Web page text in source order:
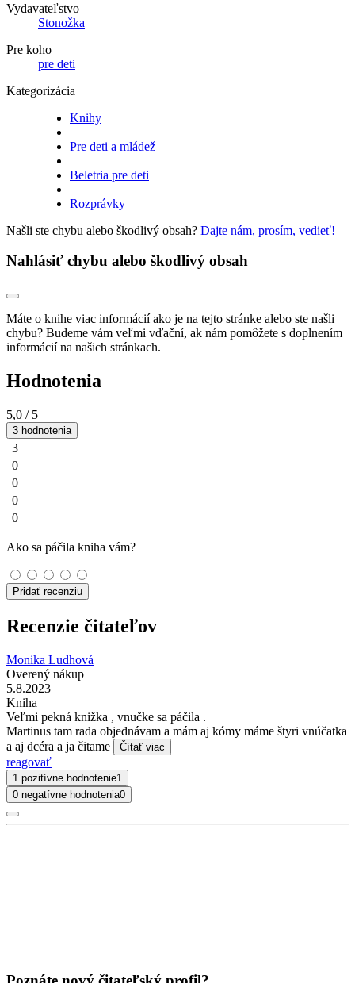
Vydavateľstvo
Stonožka
Pre koho
pre deti
Kategorizácia
Knihy
Pre deti a mládež
Beletria pre deti
Rozprávky
Našli ste chybu alebo škodlivý obsah? Dajte nám, prosím, vedieť!
Nahlásiť chybu alebo škodlivý obsah
Máte o knihe viac informácií ako je na tejto stránke alebo ste našli
chybu? Budeme vám veľmi vďační, ak nám pomôžete s doplnením
informácií na našich stránkach.
Hodnotenia
5,0 / 5
3 hodnotenia
3
0
0
0
0
Ako sa páčila kniha vám?
Pridať recenziu
Recenzie čitateľov
Monika Ludhová
Overený nákup
5.8.2023
Kniha
Veľmi pekná knižka , vnučke sa páčila .
Martinus tam rada objednávam a mám aj kómy máme štyri vnúčatka
a aj dcéra a ja čitame
Čítať viac
reagovať
1 pozitívne hodnotenie1
0 negatívne hodnotenia0